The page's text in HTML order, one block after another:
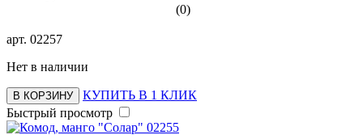
(0)
арт. 02257
Нет в наличии
В КОРЗИНУ
КУПИТЬ В 1 КЛИК
Быстрый просмотр